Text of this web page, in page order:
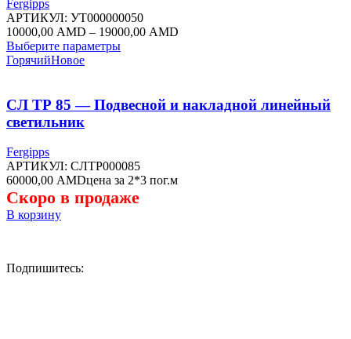
странице
товара.
Fergipps
АРТИКУЛ: УТ000000050
10000,00 AMD – 19000,00 AMD
Выберите параметрыЭтот
вариаций.
Опции
странице
товара.
ГорячийНовое
СЛ ТР 85 — Подвесной и накладной линейный
светильник
Fergipps
АРТИКУЛ: СЛТР000085
60000,00 AMDцена за 2*3 пог.м
Скоро в продаже
В корзину
Подпишитесь: